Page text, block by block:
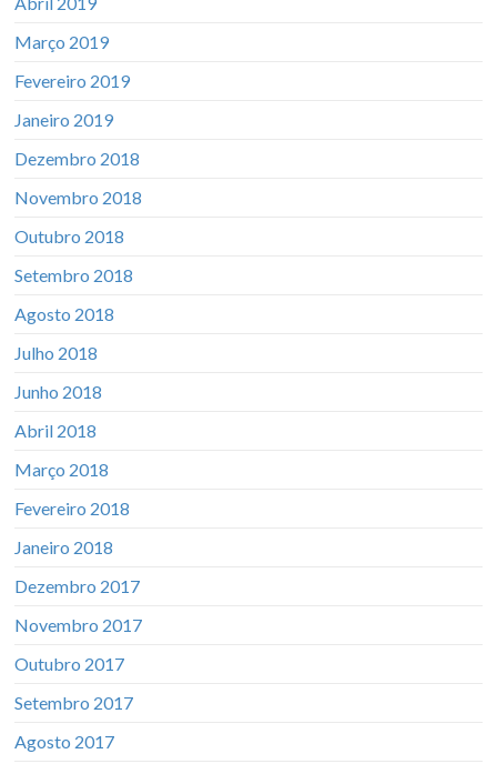
Março 2019
Fevereiro 2019
Janeiro 2019
Dezembro 2018
Novembro 2018
Outubro 2018
Setembro 2018
Agosto 2018
Julho 2018
Junho 2018
Abril 2018
Março 2018
Fevereiro 2018
Janeiro 2018
Dezembro 2017
Novembro 2017
Outubro 2017
Setembro 2017
Agosto 2017